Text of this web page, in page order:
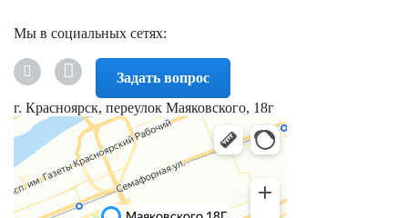
Мы в социальных сетях:
Задать вопрос
г. Красноярск, переулок Маяковского, 18г